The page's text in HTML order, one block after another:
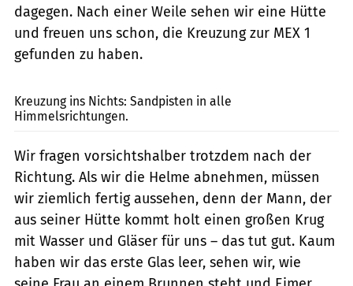
dagegen. Nach einer Weile sehen wir eine Hütte
und freuen uns schon, die Kreuzung zur MEX 1
gefunden zu haben.
Kreuzung ins Nichts: Sandpisten in alle
Himmelsrichtungen.
Wir fragen vorsichtshalber trotzdem nach der
Richtung. Als wir die Helme abnehmen, müssen
wir ziemlich fertig aussehen, denn der Mann, der
aus seiner Hütte kommt holt einen großen Krug
mit Wasser und Gläser für uns – das tut gut. Kaum
haben wir das erste Glas leer, sehen wir, wie